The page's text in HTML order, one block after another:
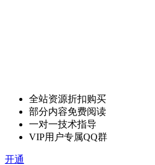
全站资源折扣购买
部分内容免费阅读
一对一技术指导
VIP用户专属QQ群
开通